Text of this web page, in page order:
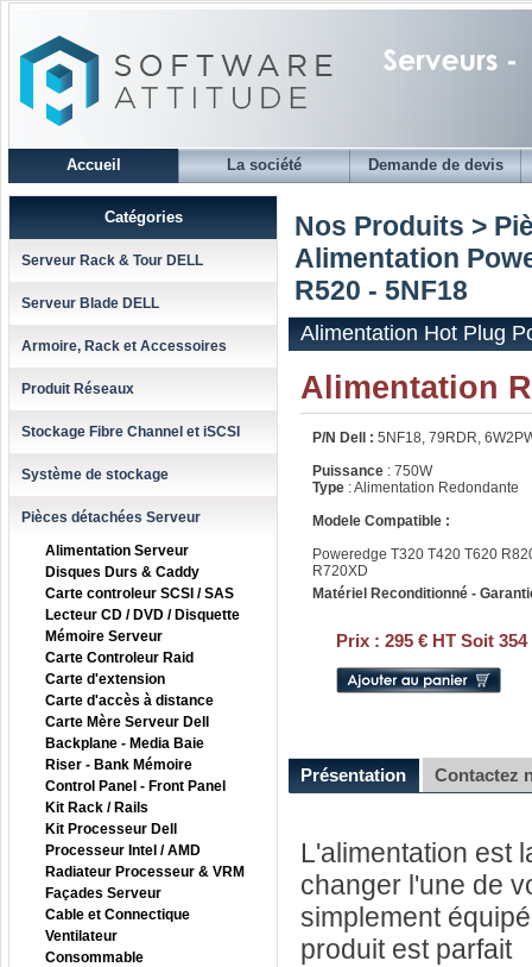
Accueil La société Demande de devis
Catégories
Serveur Rack & Tour DELL
Serveur Blade DELL
Armoire, Rack et Accessoires
Produit Réseaux
Stockage Fibre Channel et iSCSI
Système de stockage
Pièces détachées Serveur
Alimentation Serveur
Disques Durs & Caddy
Carte controleur SCSI / SAS
Lecteur CD / DVD / Disquette
Mémoire Serveur
Carte Controleur Raid
Carte d'extension
Carte d'accès à distance
Carte Mère Serveur Dell
Backplane - Media Baie
Riser - Bank Mémoire
Control Panel - Front Panel
Kit Rack / Rails
Kit Processeur Dell
Processeur Intel / AMD
Radiateur Processeur & VRM
Façades Serveur
Cable et Connectique
Ventilateur
Consommable
Nos Produits >
Alimentation
R520 - 5NF18
Alimentation Hot Plug
Alimentation
P/N Dell : 5NF18, 79RDR,
Puissance : 750W
Type : Alimentation Redondante
Modele Compatible :
Poweredge T320 T420 T620
R720XD
Matériel Reconditionné -
Prix : 295 € HT Soit 354
Présentation Contactez
L'alimentation est
changer l'une de
simplement
produit est parfait